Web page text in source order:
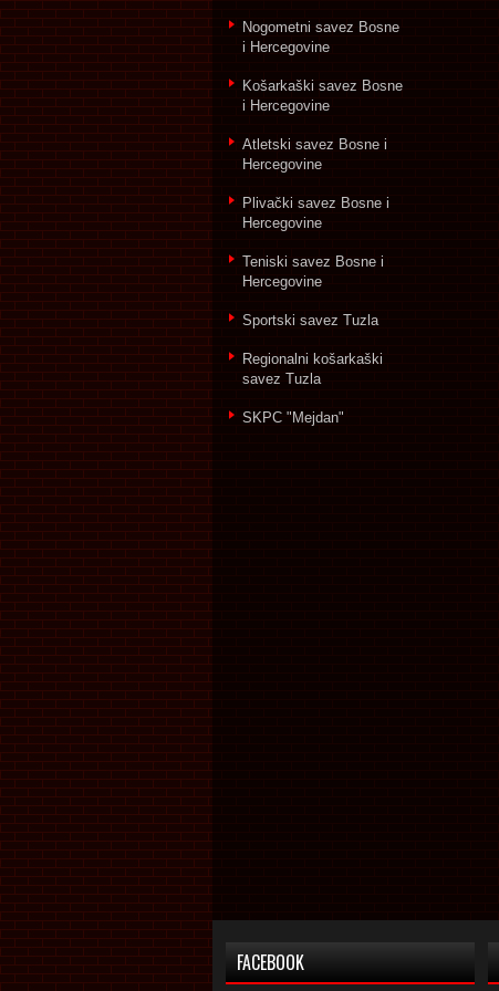
Nogometni savez Bosne
i Hercegovine
Košarkaški savez Bosne
i Hercegovine
Atletski savez Bosne i
Hercegovine
Plivački savez Bosne i
Hercegovine
Teniski savez Bosne i
Hercegovine
Sportski savez Tuzla
Regionalni košarkaški
savez Tuzla
SKPC "Mejdan"
FACEBOOK